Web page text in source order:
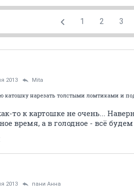
1 2 3
2013 Mita
катошку нарезать толстыми ломтиками и
то к картошке не очень...
время, а в голодное - всё
2013 пани Анна